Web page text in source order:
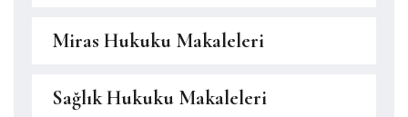
Miras Hukuku Makaleleri
Sağlık Hukuku Makaleleri